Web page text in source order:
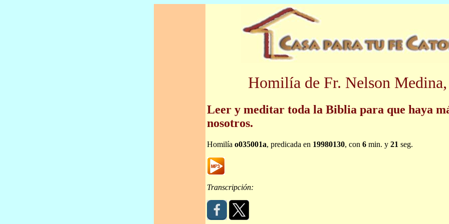
Homilía de Fr. Nelson Medina,
Leer y meditar toda la Biblia para que haya
nosotros.
Homilía o035001a, predicada en 19980130, con 6 min. y 21 seg.
Transcripción: